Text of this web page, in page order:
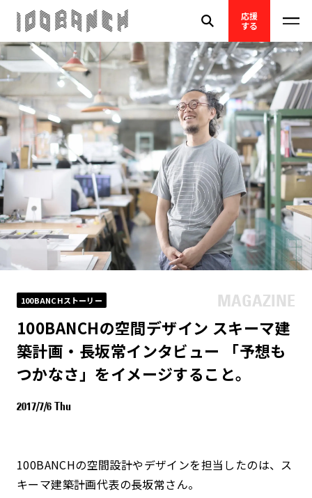
応援
する
100BANCHストーリー
100BANCHの空間デザイン スキーマ建
築計画・長坂常インタビュー 「予想も
つかなさ」をイメージすること。
2017/7/6 Thu
100BANCHの空間設計やデザインを担当したのは、ス
キーマ建築計画代表の長坂常さん。